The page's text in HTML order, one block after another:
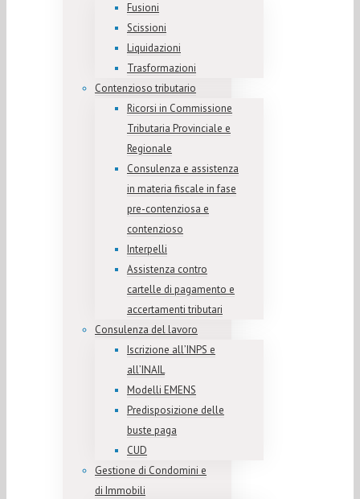
Fusioni
Scissioni
Liquidazioni
Trasformazioni
Contenzioso tributario
Ricorsi in Commissione
Tributaria Provinciale e
Regionale
Consulenza e assistenza
in materia fiscale in fase
pre-contenziosa e
contenzioso
Interpelli
Assistenza contro
cartelle di pagamento e
accertamenti tributari
Consulenza del lavoro
Iscrizione all’INPS e
all’INAIL
Modelli EMENS
Predisposizione delle
buste paga
CUD
Gestione di Condomini e
di Immobili